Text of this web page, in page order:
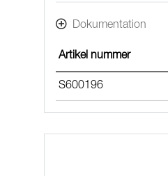
Dokumentation
Artikel nummer
S600196